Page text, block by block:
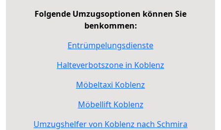
Folgende Umzugsoptionen können Sie
benkommen:
Entrümpelungsdienste
Halteverbotszone in Koblenz
Möbeltaxi Koblenz
Möbellift Koblenz
Umzugshelfer von Koblenz nach Schmira